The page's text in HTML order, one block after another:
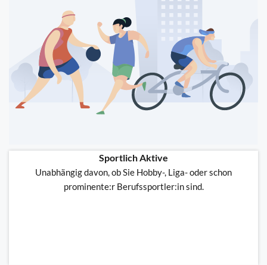
Sportlich Aktive
Unabhängig davon, ob Sie Hobby-, Liga- oder schon
prominente:r Berufssportler:in sind.